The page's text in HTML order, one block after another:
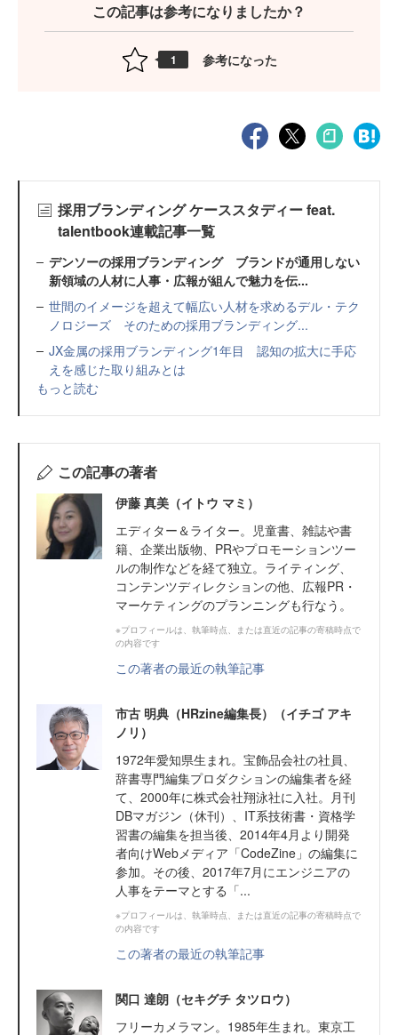
この記事は参考になりましたか？
1 参考になった
採用ブランディング ケーススタディー feat.
talentbook連載記事一覧
デンソーの採用ブランディング ブランドが通用しない
新領域の人材に人事・広報が組んで魅力を伝...
世間のイメージを超えて幅広い人材を求めるデル・テク
ノロジーズ そのための採用ブランディング...
JX金属の採用ブランディング1年目 認知の拡大に手応
えを感じた取り組みとは
もっと読む
この記事の著者
伊藤 真美（イトウ マミ）
エディター＆ライター。児童書、雑誌や書
籍、企業出版物、PRやプロモーションツー
ルの制作などを経て独立。ライティング、
コンテンツディレクションの他、広報PR・
マーケティングのプランニングも行なう。
※プロフィールは、執筆時点、または直近の記事の寄稿時点で
の内容です
この著者の最近の執筆記事
市古 明典（HRzine編集長）（イチゴ アキ
ノリ）
1972年愛知県生まれ。宝飾品会社の社員、
辞書専門編集プロダクションの編集者を経
て、2000年に株式会社翔泳社に入社。月刊
DBマガジン（休刊）、IT系技術書・資格学
習書の編集を担当後、2014年4月より開発
者向けWebメディア「CodeZine」の編集に
参加。その後、2017年7月にエンジニアの
人事をテーマとする「...
※プロフィールは、執筆時点、または直近の記事の寄稿時点で
の内容です
この著者の最近の執筆記事
関口 達朗（セキグチ タツロウ）
フリーカメラマン。1985年生まれ。東京工